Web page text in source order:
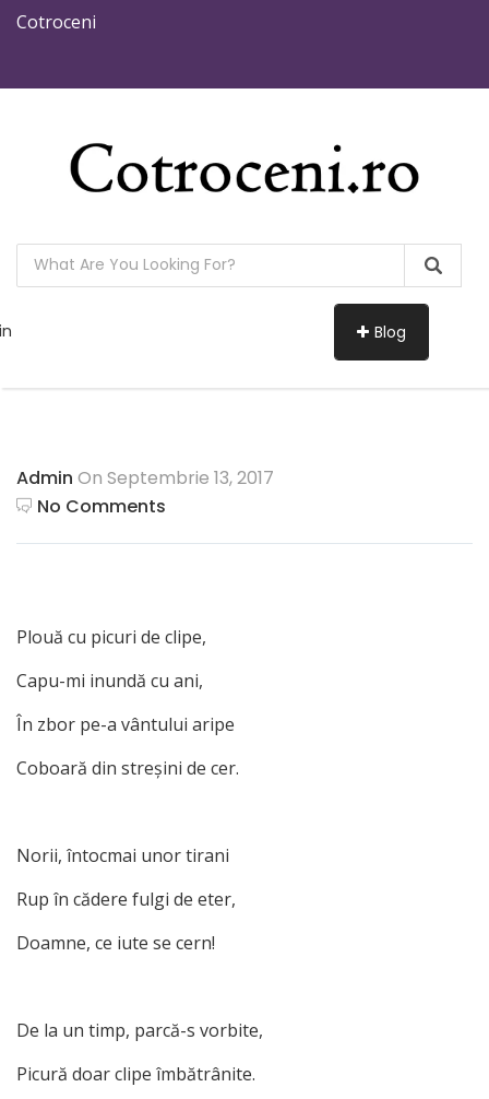
Cotroceni
Blog
Admin On Septembrie 13, 2017
No Comments
Plouă cu picuri de clipe,
Capu-mi inundă cu ani,
În zbor pe-a vântului aripe
Coboară din streşini de cer.
Norii, întocmai unor tirani
Rup în cădere fulgi de eter,
Doamne, ce iute se cern!
De la un timp, parcă-s vorbite,
Picură doar clipe îmbătrânite.